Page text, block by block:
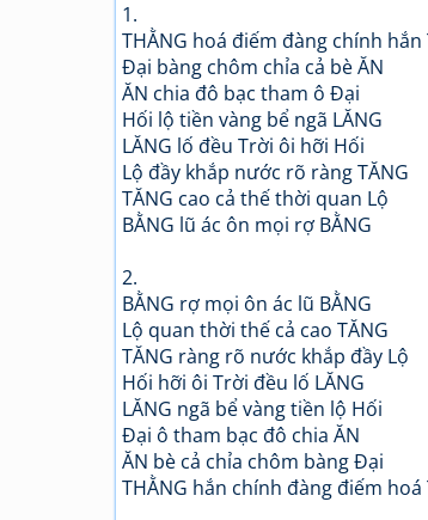
1.
THẰNG hoá điếm đàng chính hắn
Đại bàng chôm chỉa cả bè ĂN
ĂN chia đô bạc tham ô Đại
Hối lộ tiền vàng bể ngã LĂNG
LĂNG lố đều Trời ôi hỡi Hối
Lộ đầy khắp nước rõ ràng TĂNG
TĂNG cao cả thế thời quan Lộ
BẰNG lũ ác ôn mọi rợ BẰNG
2.
BẰNG rợ mọi ôn ác lũ BẰNG
Lộ quan thời thế cả cao TĂNG
TĂNG ràng rõ nước khắp đầy Lộ
Hối hỡi ôi Trời đều lố LĂNG
LĂNG ngã bể vàng tiền lộ Hối
Đại ô tham bạc đô chia ĂN
ĂN bè cả chỉa chôm bàng Đại
THẰNG hắn chính đàng điếm hoá